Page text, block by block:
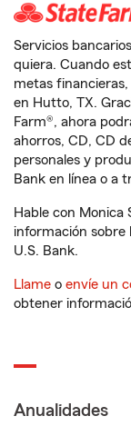
Servicios
quiera. Cuando
metas
en Hutto, TX.
Farm®, ahora
ahorros, CD, CD
personales y
Bank en línea o a
Hable con
información sobre
U.S. Bank.
Llame o envíe un
obtener
Anualidades